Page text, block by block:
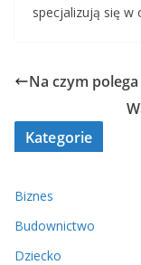
specjalizują się
Na czym
Kategorie
Biznes
Budownictwo
Dziecko